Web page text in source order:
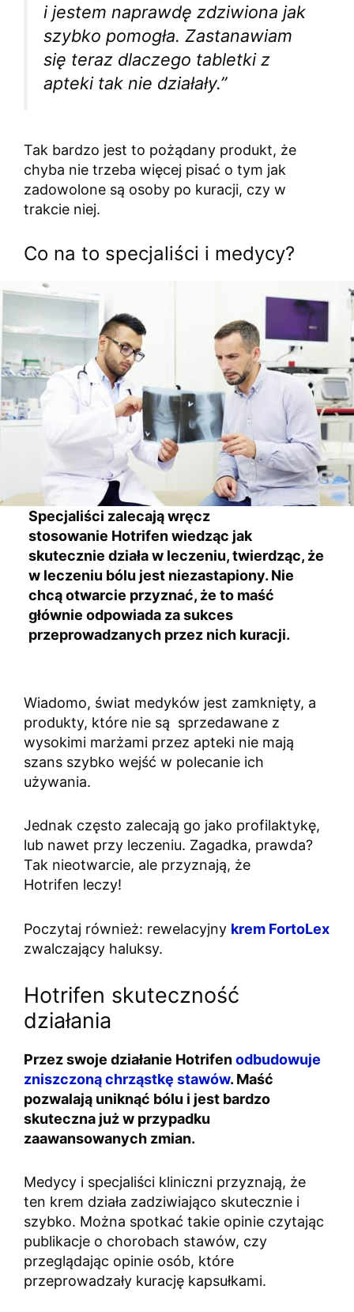
i jestem naprawdę zdziwiona jak
szybko pomogła. Zastanawiam
się teraz dlaczego tabletki z
apteki tak nie działały.”
Tak bardzo jest to pożądany produkt, że
chyba nie trzeba więcej pisać o tym jak
zadowolone są osoby po kuracji, czy w
trakcie niej.
Co na to specjaliści i medycy?
Specjaliści zalecają wręcz
stosowanie Hotrifen wiedząc jak
skutecznie działa w leczeniu, twierdząc, że
w leczeniu bólu jest niezastapiony. Nie
chcą otwarcie przyznać, że to maść
głównie odpowiada za sukces
przeprowadzanych przez nich kuracji.
Wiadomo, świat medyków jest zamknięty, a
produkty, które nie są sprzedawane z
wysokimi marżami przez apteki nie mają
szans szybko wejść w polecanie ich
używania.
Jednak często zalecają go jako profilaktykę,
lub nawet przy leczeniu. Zagadka, prawda?
Tak nieotwarcie, ale przyznają, że
Hotrifen leczy!
Poczytaj również: rewelacyjny krem FortoLex
zwalczający haluksy.
Hotrifen skuteczność
działania
Przez swoje działanie Hotrifenodbudowuje
zniszczoną chrząstkę stawów. Maść
pozwalają uniknąć bólu i jest bardzo
skuteczna już w przypadku
zaawansowanych zmian.
Medycy i specjaliści kliniczni przyznają, że
ten krem działa zadziwiająco skutecznie i
szybko. Można spotkać takie opinie czytając
publikacje o chorobach stawów, czy
przeglądając opinie osób, które
przeprowadzały kurację kapsułkami.